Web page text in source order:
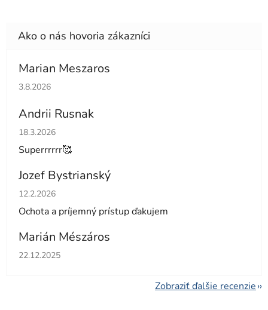
Marian Meszaros
Hodnotenie obchodu je 5 z 5 hviezdičiek.
3.8.2026
Andrii Rusnak
Hodnotenie obchodu je 5 z 5 hviezdičiek.
18.3.2026
Superrrrrr🥰
Jozef Bystrianský
Hodnotenie obchodu je 5 z 5 hviezdičiek.
12.2.2026
Ochota a príjemný prístup ďakujem
Marián Mészáros
Hodnotenie obchodu je 5 z 5 hviezdičiek.
22.12.2025
Zobraziť ďalšie recenzie